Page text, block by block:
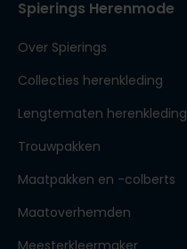
Spierings Herenmode
Over Spierings
Collecties herenkleding
Lengtematen herenkleding
Trouwpakken
Maatpakken en -colberts
Maatoverhemden
Meesterkleermaker